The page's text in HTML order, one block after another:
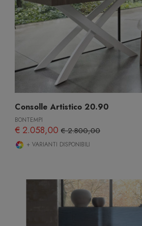
Consolle Artistico 20.90
BONTEMPI
€ 2.058,00 € 2.800,00
+ VARIANTI DISPONIBILI